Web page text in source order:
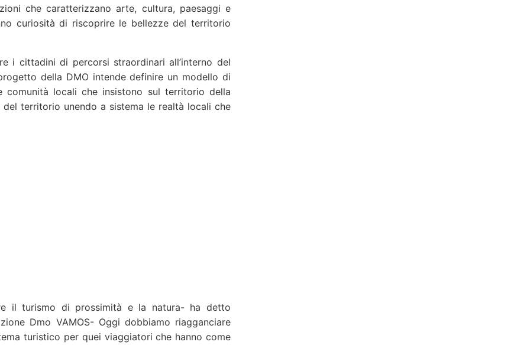
che caratterizzano arte, cultura, paesaggi e
curiosità di riscoprire le bellezze del territorio
i cittadini di percorsi straordinari all’interno del
della DMO intende definire un modello di
locali che insistono sul territorio della
del territorio unendo a sistema le realtà locali che
il turismo di prossimità e la natura- ha detto
Dmo VAMOS- Oggi dobbiamo riagganciare
turistico per quei viaggiatori che hanno come